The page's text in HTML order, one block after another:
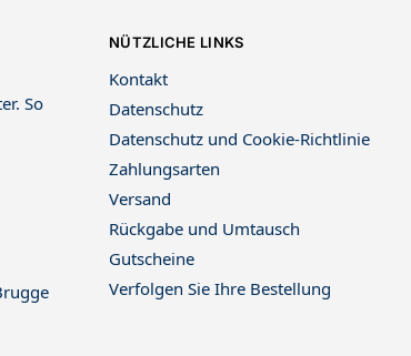
So
NÜTZLICHE LINKS
Kontakt
Datenschutz
Datenschutz und Cookie-Richtlinie
Zahlungsarten
Versand
Rückgabe und Umtausch
Gutscheine
Verfolgen Sie Ihre Bestellung